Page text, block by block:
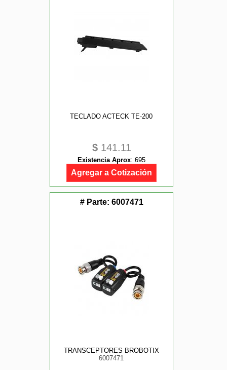
TECLADO ACTECK TE-200
$141.11
Existencia Aprox: 695
Agregar a Cotización
# Parte: 6007471
TRANSCEPTORES BROBOTIX
6007471